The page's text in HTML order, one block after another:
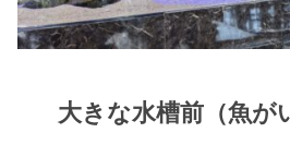
大きな水槽前（魚が